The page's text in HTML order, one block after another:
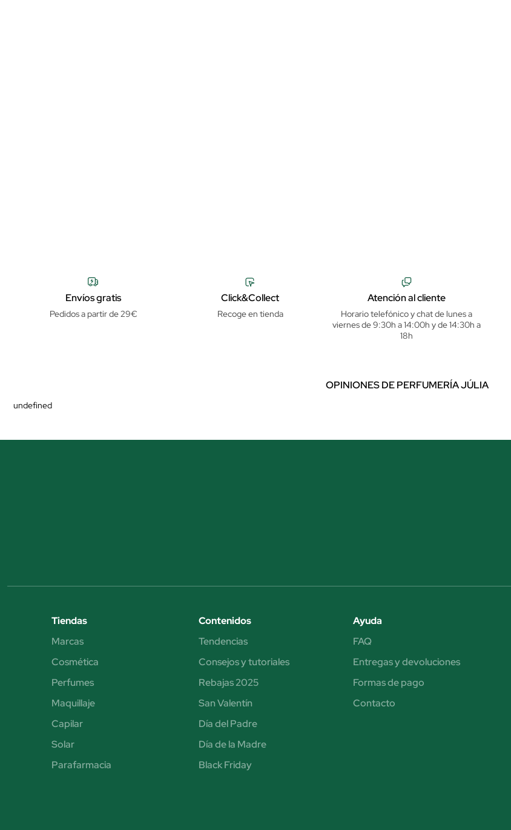
Envíos gratis
Pedidos a partir de 29€
Click&Collect
Recoge en tienda
Atención al cliente
Horario telefónico y chat de lunes a
viernes de 9:30h a 14:00h y de 14:30h a
18h
OPINIONES DE PERFUMERÍA JÚLIA
undefined
Tiendas
Marcas
Cosmética
Perfumes
Maquillaje
Capilar
Solar
Parafarmacia
Contenidos
Tendencias
Consejos y tutoriales
Rebajas 2025
San Valentín
Día del Padre
Día de la Madre
Black Friday
Ayuda
FAQ
Entregas y devoluciones
Formas de pago
Contacto